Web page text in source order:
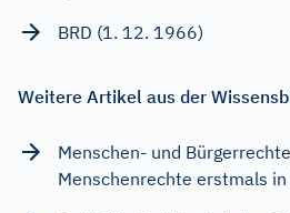
BRD (1. 12. 1966)
Weitere Artikel aus der
Menschen- und
Menschenrechte erstmals